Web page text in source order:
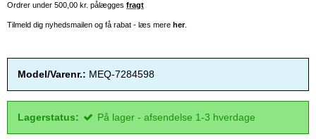
Ordrer under 500,00 kr. pålægges fragt
Tilmeld dig nyhedsmailen og få rabat - læs mere her.
Model/Varenr.: MEQ-7284598
Lagerstatus: På lager - afsendelse 1-3 hverdage